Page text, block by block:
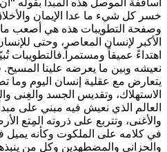
أساقفة الموصل هذه المبدأ بقوله
خسر كل شيء ما عدا الإيمان
وصفحة التطويبات هذه هي أصعب
الأكبر لإنسان المعاصر، وحتى
اهتداءً عميقاً ومستمراً.فالتطويبات
نعيشه وبين ما يعرضه علينا
يتعارض مع عقلية إنسان اليوم وما
الاستهلاك، وتقديس الجسد والغِنى
العالم الذي نعيش فيه مبني على
والأغنى، وتتربع على ذروته المِتع
في كلامه على الملكوت وكأنه يميل
والحزانى والمضطهدين وكل من